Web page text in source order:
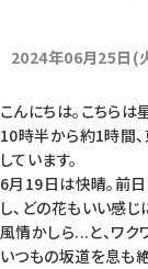
2024年06月25日(
こんにちは。こちら
10時半から約1時間
しています。
6月19日は快晴。前日
し、どの花もいい感
風情かしら...と、ワク
いつもの坂道を息も